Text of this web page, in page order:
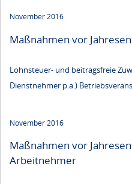
November 2016
Maßnahmen vor
Lohnsteuer- und beitragsfreie
Dienstnehmer p.a.)
November 2016
Maßnahmen vor
Arbeitnehmer